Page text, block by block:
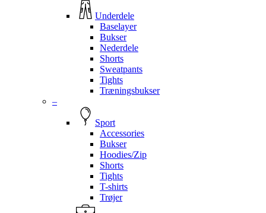
Underdele
Baselayer
Bukser
Nederdele
Shorts
Sweatpants
Tights
Træningsbukser
–
Sport
Accessories
Bukser
Hoodies/Zip
Shorts
Tights
T-shirts
Trøjer